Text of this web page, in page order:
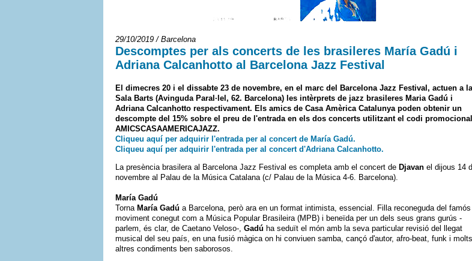
29/10/2019 / Barcelona
Descomptes per als concerts de les brasileres María Gadú i
Adriana Calcanhotto al Barcelona Jazz Festival
El dimecres 20 i el dissabte 23 de novembre, en el marc del Barcelona Jazz Festival, actuen a la
Sala Barts (Avinguda Paral·lel, 62. Barcelona) les intèrprets de jazz brasileres Maria Gadú i
Adriana Calcanhotto respectivament. Els amics de Casa Amèrica Catalunya poden obtenir un
descompte del 15% sobre el preu de l'entrada en els dos concerts utilitzant el codi promocional
AMICSCASAAMERICAJAZZ.
Cliqueu aquí per adquirir l'entrada per al concert de María Gadú.
Cliqueu aquí per adquirir l'entrada per al concert d'Adriana Calcanhotto.
La presència brasilera al Barcelona Jazz Festival es completa amb el concert de Djavan el dijous 14
novembre al Palau de la Música Catalana (c/ Palau de la Música 4-6. Barcelona).
María Gadú
Torna María Gadú a Barcelona, però ara en un format intimista, essencial. Filla reconeguda del famós
moviment conegut com a Música Popular Brasileira (MPB) i beneïda per un dels seus grans gurús -
parlem, és clar, de Caetano Veloso-, Gadú ha seduït el món amb la seva particular revisió del llegat
musical del seu país, en una fusió màgica on hi conviuen samba, cançó d'autor, afro-beat, funk i molts
altres condiments ben saborosos.